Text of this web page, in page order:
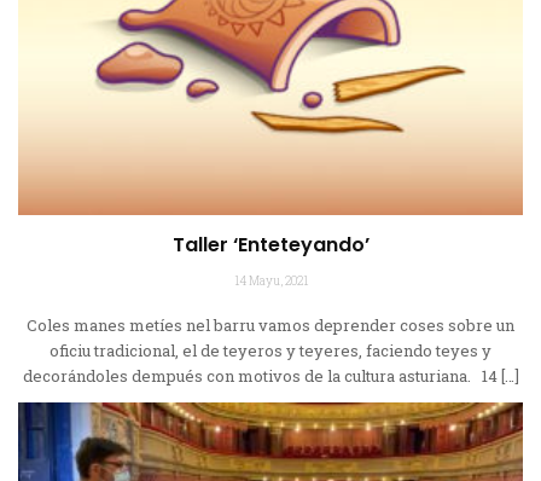
Taller ‘Enteteyando’
14 Mayu, 2021
Coles manes metíes nel barru vamos deprender coses sobre un
oficiu tradicional, el de teyeros y teyeres, faciendo teyes y
decorándoles dempués con motivos de la cultura asturiana. 14 […]